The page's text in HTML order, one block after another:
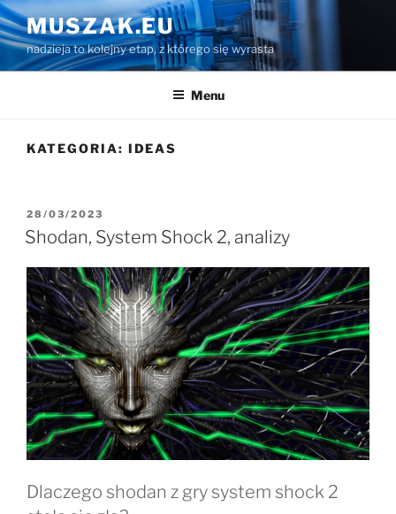
Przejdź
do
treści
MUSZAK.EU
nadzieja to kolejny etap, z którego się wyrasta
Menu
KATEGORIA: IDEAS
OPUBLIKOWANE
W
28/03/2023
Shodan, System Shock 2, analizy
Dlaczego shodan z gry system shock 2